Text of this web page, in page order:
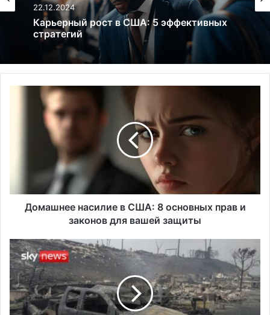
10.07.2025
Повышение квалификации для роста
зарплаты: 3 проверенных метода
Домашнее
насилие
законов
Домашнее насилие в США: 8 основных прав и
законов для вашей защиты
Шок
и
руины!
Последствия
пожара
в